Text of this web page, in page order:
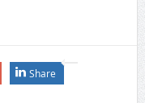
Share